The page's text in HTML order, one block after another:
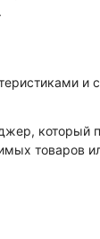
и
который
товаров